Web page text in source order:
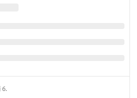
6.